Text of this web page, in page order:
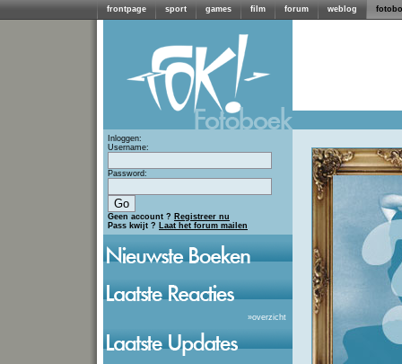
frontpage sport games film forum weblog
Inloggen:
Username:
Password:
Geen account ? Registreer nu
Pass kwijt ? Laat het forum mailen
»overzicht